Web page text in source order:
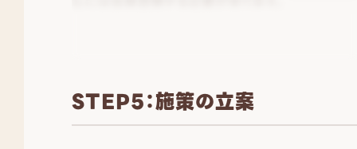
STEP5：施策の立案